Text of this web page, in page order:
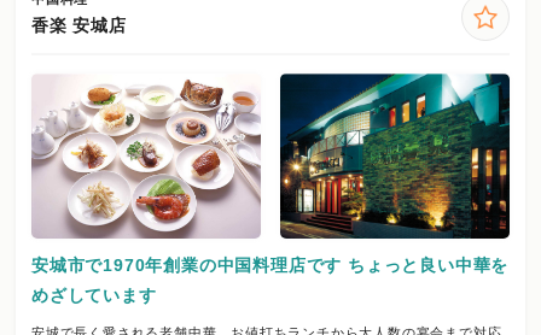
香楽 安城店
安城市で1970年創業の中国料理店です ちょっと良い中華を
めざしています